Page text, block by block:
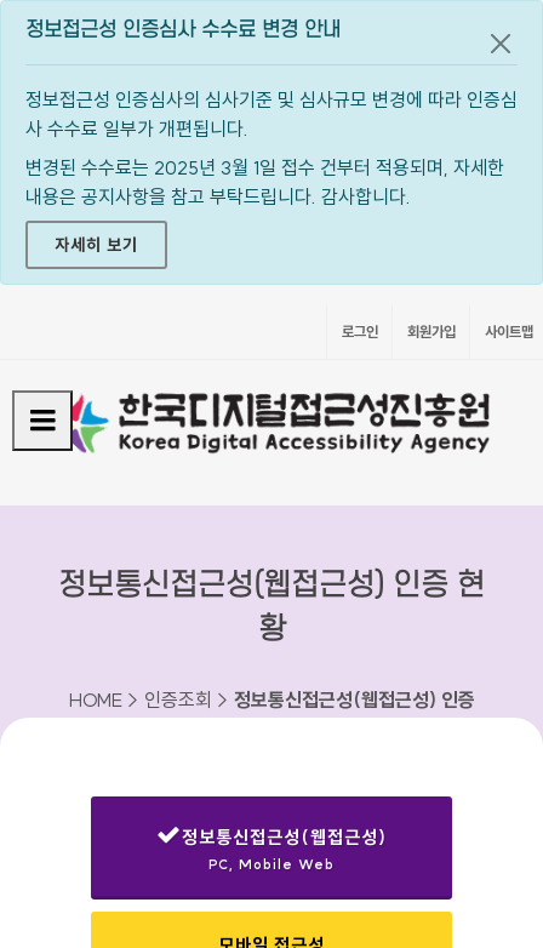
정보접근성 인증심사 수수료 변경 안내
정보접근성 인증심사의 심사기준 및 심사규모 변경에 따라 인증심
사 수수료 일부가 개편됩니다.
변경된 수수료는 2025년 3월 1일 접수 건부터 적용되며, 자세한
내용은 공지사항을 참고 부탁드립니다. 감사합니다.
자세히 보기
공지
로그인 회원가입 사이트맵
정보통신접근성(웹접근성) 인증 현
황
HOME > 인증조회 > 정보통신접근성(웹접근성) 인증
정보통신접근성(웹접근성)
PC, Mobile Web